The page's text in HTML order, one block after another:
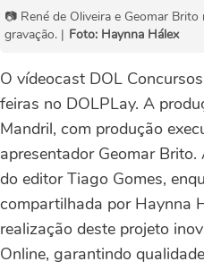
📷 René de Oliveira e Geomar
gravação. | Foto: Haynna Hálex
O vídeocast DOL
feiras no DOLPLay. A
Mandril, com produção
apresentador Geomar
do editor Tiago Gomes,
compartilhada por Haynna
realização deste projeto
Online, garantindo